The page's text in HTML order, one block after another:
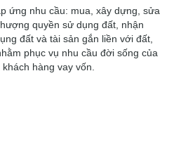
ứng nhu cầu: mua, xây dựng, sửa
quyền sử dụng đất, nhận
đất và tài sản gắn liền với đất,
phục vụ nhu cầu đời sống của
hàng vay vốn.